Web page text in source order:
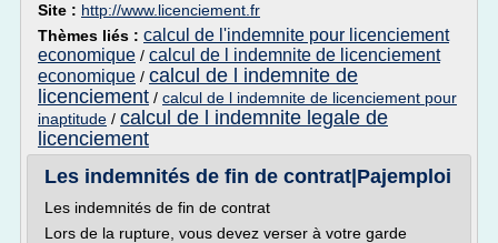
Site : http://www.licenciement.fr
Thèmes liés : calcul de l'indemnite pour licenciement
economique / calcul de l indemnite de licenciement
economique / calcul de l indemnite de
licenciement / calcul de l indemnite de licenciement pour
inaptitude / calcul de l indemnite legale de
licenciement
Les indemnités de fin de contrat|Pajemploi
Les indemnités de fin de contrat
Lors de la rupture, vous devez verser à votre garde